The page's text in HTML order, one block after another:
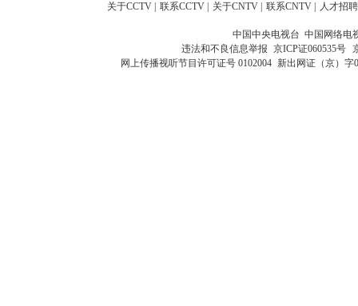
关于CCTV 联系CCTV 关于CNTV 联系CNTV 人才招聘
中国中央电视台 中国网络电
违法和不良信息举报 京ICP证060535号
网上传播视听节目许可证号 0102004 新出网证（京）